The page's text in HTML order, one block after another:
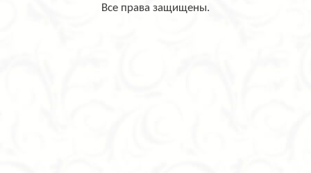
Все права защищены.